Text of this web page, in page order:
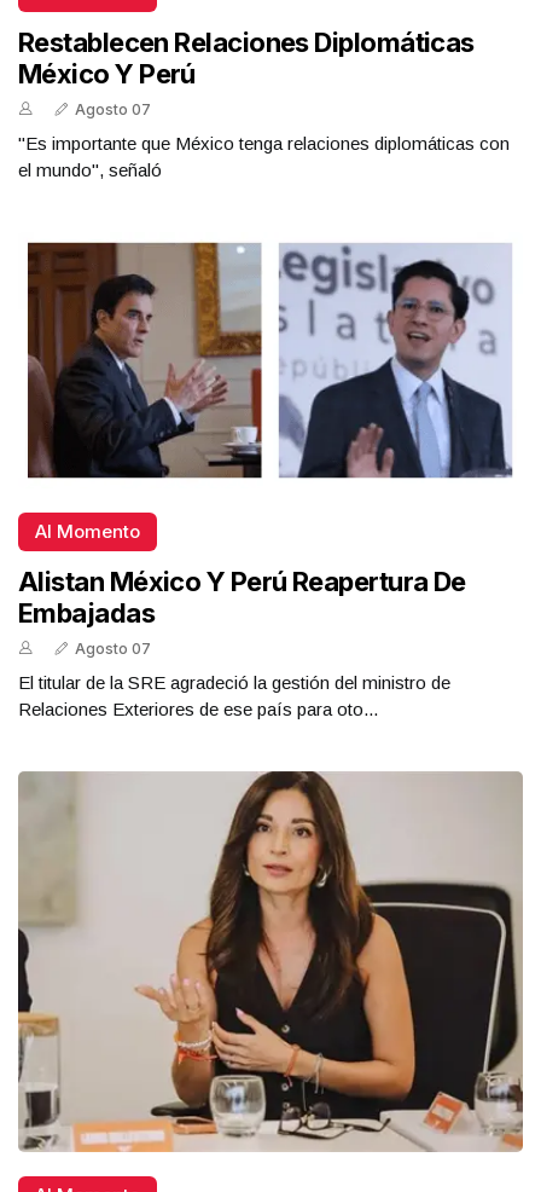
Restablecen Relaciones Diplomáticas
México Y Perú
Agosto 07
"Es importante que México tenga relaciones diplomáticas con
el mundo", señaló
Al Momento
Alistan México Y Perú Reapertura De
Embajadas
Agosto 07
El titular de la SRE agradeció la gestión del ministro de
Relaciones Exteriores de ese país para oto...